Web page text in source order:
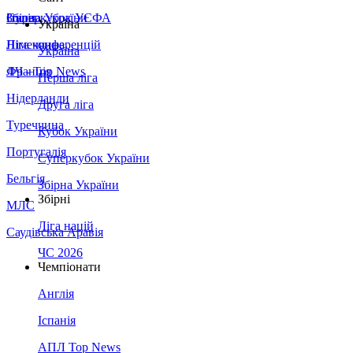
Збірна України
Італія
Німеччина
Франція
Нідерланди
Туреччина
Португалія
Бельгія
МЛС
Саудівська Аравія
Суперкубок УЄФА
Ліга конференцій
ЛЧ - Top News
Україна
Україна
Перша ліга
Друга ліга
Кубок України
Суперкубок України
Збірна України
Збірні
Ліга націй
ЧС 2026
Чемпіонати
Англія
Іспанія
АПЛ Top News